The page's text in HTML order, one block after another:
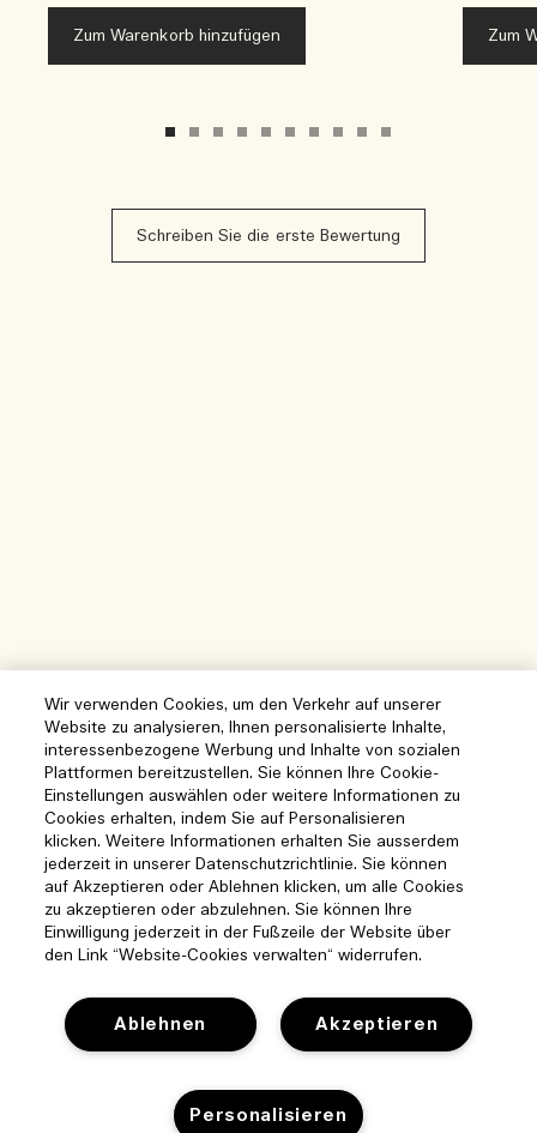
Zum Warenkorb hinzufügen Zum
Schreiben Sie die erste Bewertung
Cookies der Webseite verwalten
Häufig gestellte Fragen
Besuchen und entdecken
Wir verwenden Cookies, um den Verkehr auf unserer
Website zu analysieren, Ihnen personalisierte Inhalte,
interessenbezogene Werbung und Inhalte von sozialen
Plattformen bereitzustellen. Sie können Ihre Cookie-
Einstellungen auswählen oder weitere Informationen zu
Cookies erhalten, indem Sie auf Personalisieren
klicken. Weitere Informationen erhalten Sie ausserdem
jederzeit in unserer Datenschutzrichtlinie. Sie können
auf Akzeptieren oder Ablehnen klicken, um alle Cookies
zu akzeptieren oder abzulehnen. Sie können Ihre
Einwilligung jederzeit in der Fußzeile der Website über
den Link “Website-Cookies verwalten“ widerrufen.
Akzeptieren
Ablehnen
Personalisieren